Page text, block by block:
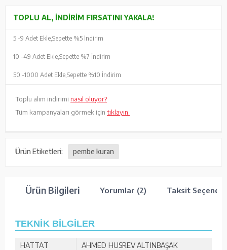
TOPLU AL, İNDIRIM FIRSATINI YAKALA!
5 -9 Adet Ekle, Sepette %5 İndirim
10 -49 Adet Ekle, Sepette %7 İndirim
50 -1000 Adet Ekle, Sepette %10 İndirim
Toplu alım indirimi nasıl oluyor?
Tüm kampanyaları görmek için tıklayın.
Ürün Etiketleri: pembe kuran
Ürün Bilgileri Yorumlar (2) Taksit
TEKNİK BİLGİLER
HATTAT
AHMED HUSREV ALTINBAŞAK